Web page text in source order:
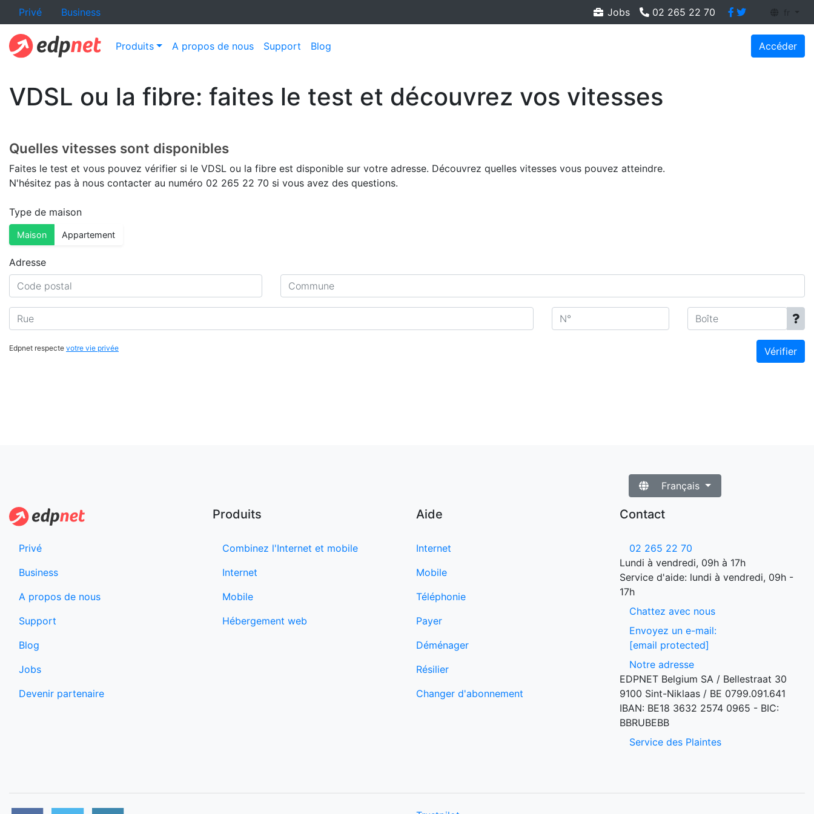
Privé Business Jobs 02 265 22 70
Produits A propos de nous Support Blog Accéder
VDSL ou la fibre: faites le test et découvrez vos vitesses
Quelles vitesses sont disponibles
Faites le test et vous pouvez vérifier si le VDSL ou la fibre est disponible sur votre adresse. Découvrez quelles vitesses vous pouvez atteindre.
N'hésitez pas à nous contacter au numéro 02 265 22 70 si vous avez des questions.
Type de maison
Maison Appartement
Adresse
Code postal
Commune
Rue N° Boîte
Edpnet respecte votre vie privée Vérifier
Français
Privé
Business
A propos de nous
Support
Blog
Jobs
Devenir partenaire
Produits
Combinez l'Internet et mobile
Internet
Mobile
Hébergement web
Aide
Internet
Mobile
Téléphonie
Payer
Déménager
Résilier
Changer d'abonnement
Contact
02 265 22 70
Lundi à vendredi, 09h à 17h
Service d'aide: lundi à vendredi, 09h -
17h
Chattez avec nous
Envoyez un e-mail:
[email protected]
Notre adresse
EDPNET Belgium SA / Bellestraat 30
9100 Sint-Niklaas / BE 0799.091.641
IBAN: BE18 3632 2574 0965 - BIC:
BBRUBEBB
Service des Plaintes